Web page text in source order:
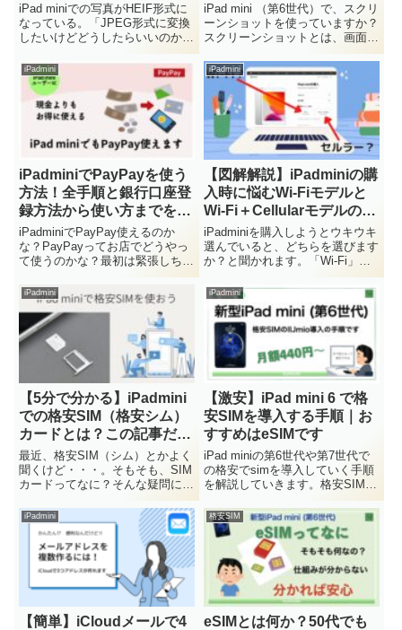
iPad miniでの写真がHEIF形式に
なっている。「JPEG形式に変換
したいけどどうしたらいいのか
な？」HEIF形式は、ファイルが
軽いので容量を取らず便利なので
すが、他のアプリで使うときに困
ってしまうことがあります。本記
事では、HEIF...
iPad mini （第6世代）で、スクリ
ーンショットを使っていますか？
スクリーンショットとは、画面を
撮影する機能で、画面をメモした
り、画像を切り取って資料作成し
たり、とても便利です。この度、
iPad mini 第5世代から第6世代に
買い替...
iPadmini
iPadminiでPayPayを使う
方法！全手順と銀行口座登
録方法から使い方までを解
説
iPadminiでPayPay使えるのか
な？PayPayってお店でどうやっ
て使うのかな？最初は緊張しちゃ
PayPay（ペイペイ）を使えま
す。実際に使ってみた経験から解
説していきます。iPadminiで
PayPayを使う方法！手順と銀行
口座登録方法を解説です。
iPadmini
【図解解説】iPadminiの購
入時に悩むWi-Fiモデルと
Wi-Fi＋Cellularモデルの違
い｜セルラーモデルとは？
iPadminiを購入しようとウキウキ
選んでいると、どちらを選びます
か？と聞かれます。「Wi-Fi」に
しますか？「Wi-Fi + cellular」に
しますか？最初は「何を言ってい
るの？」って思ってしまいます。
この記事では、この２タイプの違
いを基礎から図解入りで簡単に解
説していきますので、必ず理解で
きます。
iPadmini
【5分で分かる】iPadmini
での格安SIM（格安シム）
カードとは？この記事だけ
で基礎はOK！
最近、格安SIM（シム）とかよく
聞くけど・・・。そもそも、SIM
カードってなに？そんな疑問に答
iPadminiでの格安SIM（格安シ
ム）カードとは？この記事だけで
基礎はOK！そもそもSIMカード
とは何かですが、上の写...
iPadmini
【激安】iPad mini 6 で格
安SIMを導入する手順｜お
すすめはeSIMです
iPad miniの第6世代や第7世代で
の格安でsimを導入していく手順
を解説していきます。格安SIMを
導入すべき人はこんな人。 普段
はWi-Fiで通信をしている人 たま
に外出先で使いたい人 時々なの
で通信料金は安く抑えたい人こん
な人は絶対...
iPadmini
【簡単】iCloudメールで4
格安SIM
eSIMとは何か？50代でも